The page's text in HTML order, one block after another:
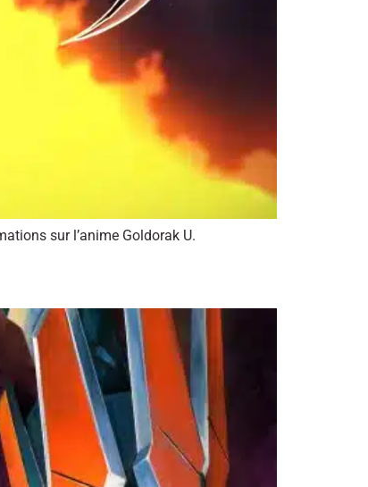
sur l’anime Goldorak U.